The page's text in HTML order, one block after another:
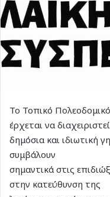
Το Τοπικό
έρχεται να
δημόσια και ιδιωτική
συμβάλουν
σημαντικά στις
στην κατεύθυνση της